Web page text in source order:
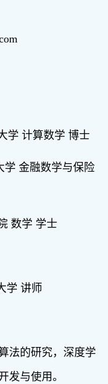
学 计算数学 博士
学 金融数学与保险
数学 学士
学 讲师
法的研究，深度学
发与使用。